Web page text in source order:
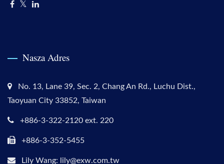
Nasza Adres
No. 13, Lane 39, Sec. 2, Chang An Rd., Luchu Dist.,
Taoyuan City 33852, Taiwan
+886-3-322-2120 ext. 220
+886-3-352-5455
Lily Wang: lily@exw.com.tw